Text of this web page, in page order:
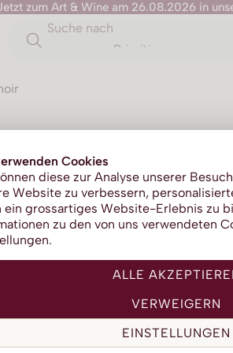
Cookies
diese zur Analyse unserer
Website zu verbessern,
ein grossartiges Website-Erlebnis zu
zu den von uns verwendeten
ALLE
VERWEIGERN
EINSTELLUNGEN
zum Art & Wine am 26.08.2026 in
Suche nach